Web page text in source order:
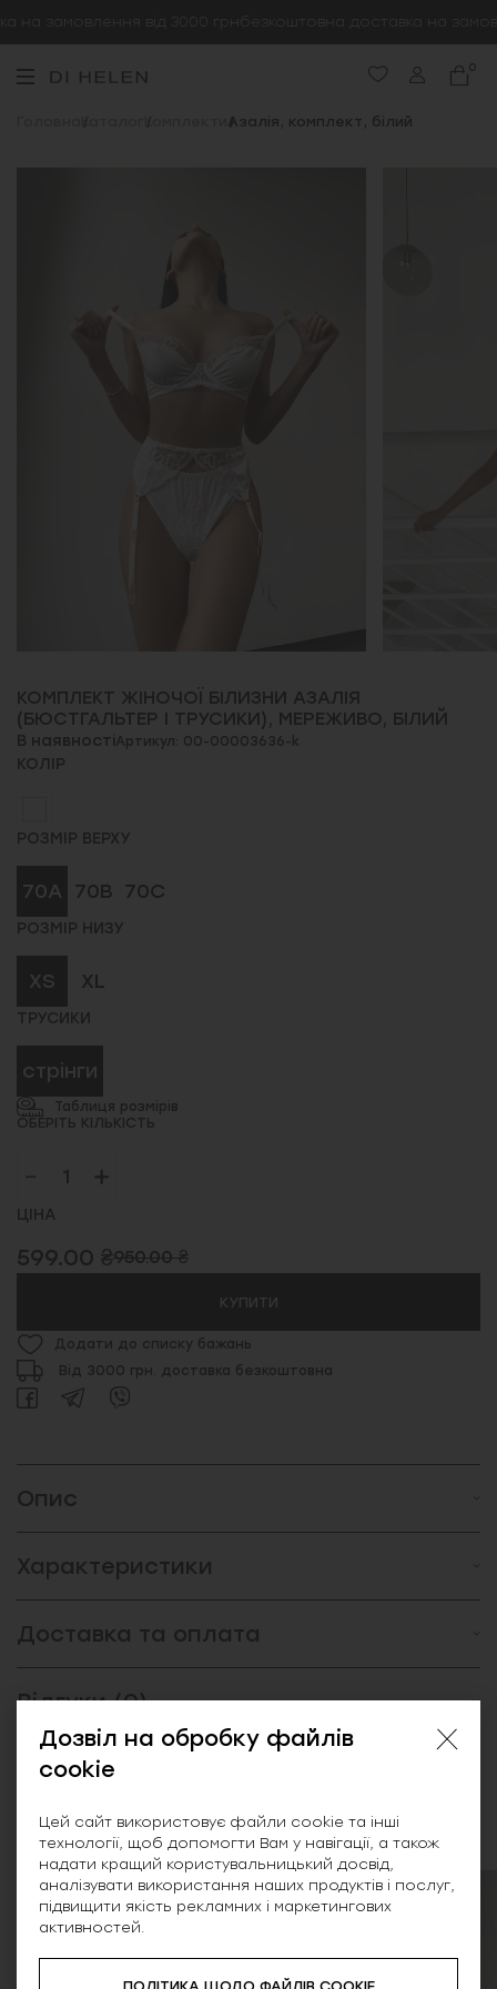
замовлення від 3000 грн безкоштовна доставка на
0
Каталог Комплекти Азалія, комплект, білий
КОМПЛЕКТ ЖІНОЧОЇ БІЛИЗНИ АЗАЛІЯ
(БЮСТГАЛЬТЕР І ТРУСИКИ), МЕРЕЖИВО, БІЛИЙ
В наявностіАртикул: 00-00003636-k
КОЛІР
РОЗМІР ВЕРХУ
70A 70B 70C
РОЗМІР НИЗУ
XS XL
ТРУСИКИ
стрінги
Таблиця розмірів
ОБЕРІТЬ КІЛЬКІСТЬ
ЦІНА
599.00 ₴950.00 ₴
КУПИТИ
Додати до списку бажань
Від 3000 грн. доставка безкоштовна
Опис
Характеристики
Доставка та оплата
Відгуки (0)
Схожі товари
SALE
Дозвіл на обробку файлів
cookie
Цей сайт використовує файли cookie та інші
технології, щоб допомогти Вам у навігації, а також
надати кращий користувальницький досвід,
аналізувати використання наших продуктів і послуг,
підвищити якість рекламних і маркетингових
активностей.